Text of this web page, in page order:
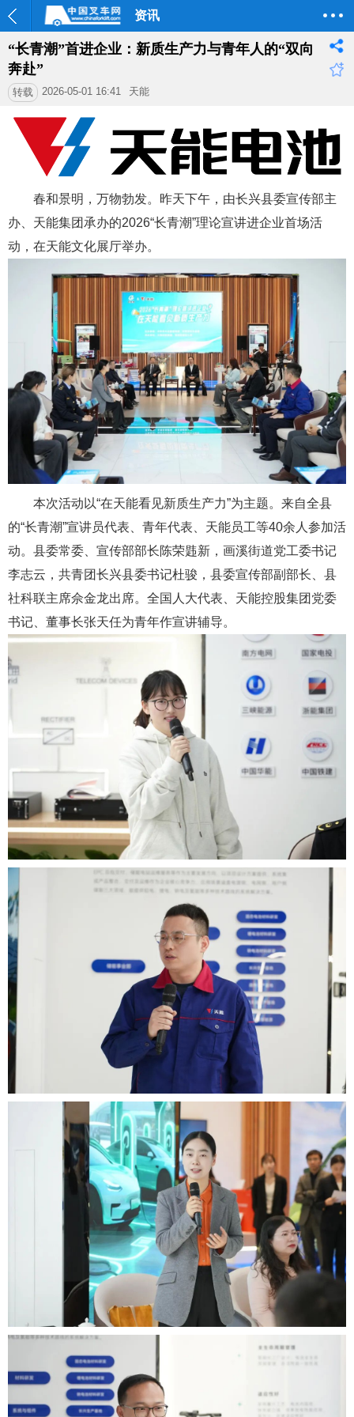
资讯
“长青潮”首进企业：新质生产力与青年人的“双向
奔赴”
转载 2026-05-01 16:41 天能
春和景明，万物勃发。昨天下午，由长兴县委宣传部主
办、天能集团承办的2026“长青潮”理论宣讲进企业首场活
动，在天能文化展厅举办。
本次活动以“在天能看见新质生产力”为主题。来自全县
的“长青潮”宣讲员代表、青年代表、天能员工等40余人参加活
动。县委常委、宣传部部长陈荣韪新，画溪街道党工委书记
李志云，共青团长兴县委书记杜骏，县委宣传部副部长、县
社科联主席佘金龙出席。全国人大代表、天能控股集团党委
书记、董事长张天任为青年作宣讲辅导。